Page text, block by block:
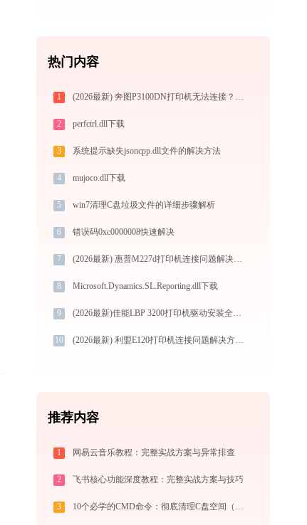
热门内容
1 (2026最新) 奔图P3100DN打印机无法连接？解决方法详解-金山毒霸
2 perfctrl.dll下载
3 系统提示缺失jsoncpp.dll文件的解决方法
4 mujoco.dll下载
5 win7清理C盘垃圾文件的详细步骤解析
6 错误码0xc0000008快速解决
7 (2026最新) 惠普M227d打印机连接问题解决方法 - 金山毒霸
8 Microsoft.Dynamics.SL.Reporting.dll下载
9 (2026最新)佳能LBP 3200打印机驱动安装全攻略：从下载到安装完全教程
10 (2026最新) 利盟E120打印机连接问题解决方法 - 金山毒霸
推荐内容
1 网易云音乐教程：完整实战方案与异常排查
2 飞书核心功能深度教程：完整实战方案与技巧
3 10个必学的CMD命令：彻底清理C盘空间（2025实战手册）